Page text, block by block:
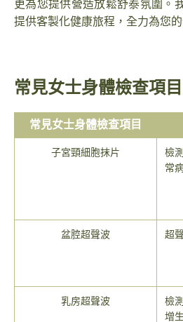
更為您提供營造放鬆舒泰氛圍。
提供客製化健康旅程，全力為您的
常見女士身體檢查項目
常見女士身體檢查項目
子宮頸細胞抹片
檢
常
盆腔超聲波
超
乳房超聲波
檢
增